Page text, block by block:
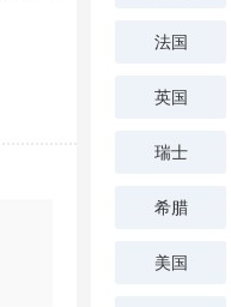
法国
英国
瑞士
希腊
美国